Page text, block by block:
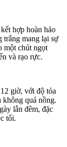
hợp hoàn hảo
trắng mang lại sự
một chút ngọt
và rạo rực.
giờ, với độ tỏa
không quá nồng.
lẫn đêm, đặc
tối.